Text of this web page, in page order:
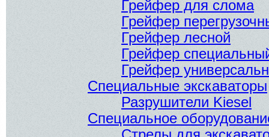
Грейфер для слома
Грейфер
Грейфер лесной
Грейфер
Грейфер
Специальные экскаваторы
Разрушители Kiesel
Специальное